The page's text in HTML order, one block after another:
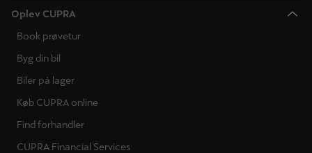
Oplev CUPRA
Book prøvetur
Byg din bil
Biler på lager
Køb CUPRA online
Find forhandler
CUPRA Financial Services